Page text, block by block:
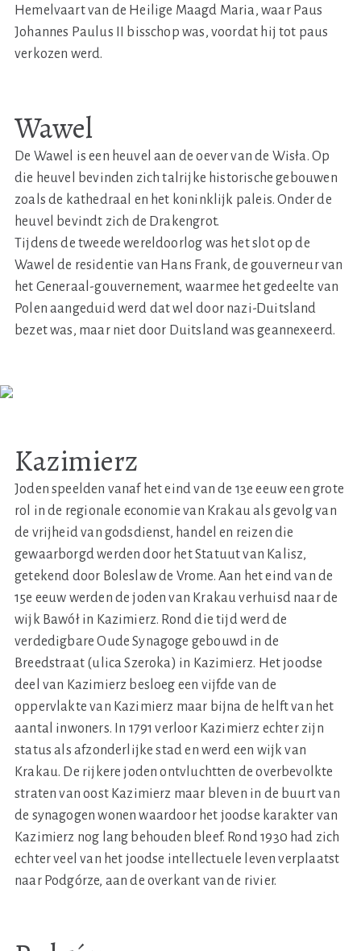
Hemelvaart van de Heilige Maagd Maria, waar Paus
Johannes Paulus II bisschop was, voordat hij tot paus
verkozen werd.
Wawel
De Wawel is een heuvel aan de oever van de Wisła. Op
die heuvel bevinden zich talrijke historische gebouwen
zoals de kathedraal en het koninklijk paleis. Onder de
heuvel bevindt zich de Drakengrot.
Tijdens de tweede wereldoorlog was het slot op de
Wawel de residentie van Hans Frank, de gouverneur van
het Generaal-gouvernement, waarmee het gedeelte van
Polen aangeduid werd dat wel door nazi-Duitsland
bezet was, maar niet door Duitsland was geannexeerd.
Kazimierz
Joden speelden vanaf het eind van de 13e eeuw een grote
rol in de regionale economie van Krakau als gevolg van
de vrijheid van godsdienst, handel en reizen die
gewaarborgd werden door het Statuut van Kalisz,
getekend door Boleslaw de Vrome. Aan het eind van de
15e eeuw werden de joden van Krakau verhuisd naar de
wijk Bawół in Kazimierz. Rond die tijd werd de
verdedigbare Oude Synagoge gebouwd in de
Breedstraat (ulica Szeroka) in Kazimierz. Het joodse
deel van Kazimierz besloeg een vijfde van de
oppervlakte van Kazimierz maar bijna de helft van het
aantal inwoners. In 1791 verloor Kazimierz echter zijn
status als afzonderlijke stad en werd een wijk van
Krakau. De rijkere joden ontvluchtten de overbevolkte
straten van oost Kazimierz maar bleven in de buurt van
de synagogen wonen waardoor het joodse karakter van
Kazimierz nog lang behouden bleef. Rond 1930 had zich
echter veel van het joodse intellectuele leven verplaatst
naar Podgórze, aan de overkant van de rivier.